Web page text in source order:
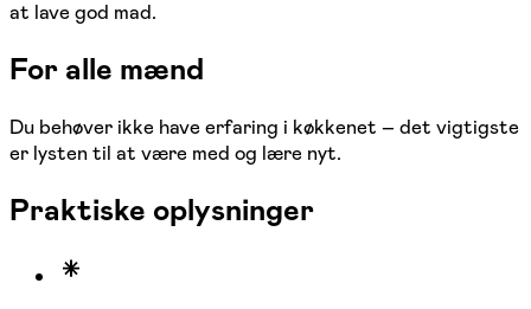
at lave god mad.
For alle mænd
Du behøver ikke have erfaring i køkkenet – det vigtigste
er lysten til at være med og lære nyt.
Praktiske oplysninger